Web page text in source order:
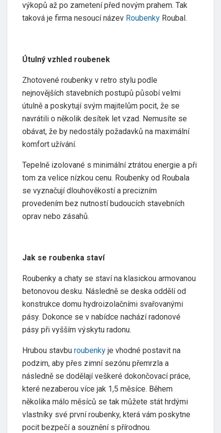
výkopů až po zametení před novým prahem. Tak
taková je firma nesoucí název Roubenky Roubal.
Útulný vzhled roubenek
Zhotovené roubenky v retro stylu podle
nejnovějších stavebních postupů působí velmi
útulně a poskytují svým majitelům pocit, že se
navrátili o několik desítek let vzad. Nemusíte se
obávat, že by nedostály požadavků na maximální
komfort užívání.
Tepelně izolované s minimální ztrátou energie a při
tom za velice nízkou cenu. Roubenky od Roubala
se vyznačují dlouhověkostí a precizním
provedením bez nutností budoucích stavebních
oprav nebo zásahů.
Jak se roubenka staví
Roubenky a chaty se staví na klasickou armovanou
betonovou desku. Následně se deska oddělí od
konstrukce domu hydroizolačními svařovanými
pásy. Dokonce se v nabídce nachází radonové
pásy při vyšším výskytu radonu.
Hrubou stavbu roubenky je vhodné postavit na
podzim, aby přes zimní sezónu přemrzla a
následně se dodělají veškeré dokončovací práce,
které nezaberou více jak 1,5 měsíce. Během
několika málo měsíců se tak můžete stát hrdými
vlastníky své první roubenky, která vám poskytne
pocit bezpečí a souznění s přírodnou.